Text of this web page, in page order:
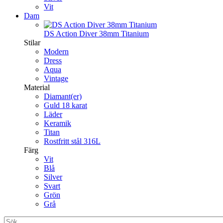
Vit
Dam
DS Action Diver 38mm Titanium
Stilar
Modern
Dress
Aqua
Vintage
Material
Diamant(er)
Guld 18 karat
Läder
Keramik
Titan
Rostfritt stål 316L
Färg
Vit
Blå
Silver
Svart
Grön
Grå